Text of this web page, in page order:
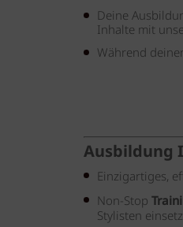
Deine
Inhalte mit
Während
Ausbildung
Einzigartiges,
Non-Stop
Stylisten